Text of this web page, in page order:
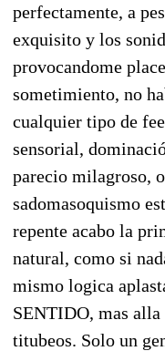
perfectamente, a
exquisito y los
provocandome
sometimiento, no
cualquier tipo de
sensorial,
parecio milagroso,
sadomasoquismo
repente acabo la
natural, como si
mismo logica
SENTIDO, mas
titubeos. Solo un